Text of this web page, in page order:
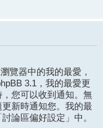
覽器中的我的最愛，
3.1，我的最愛更
您可以收到通知。無
新時通知您。我的最
論區偏好設定」中。